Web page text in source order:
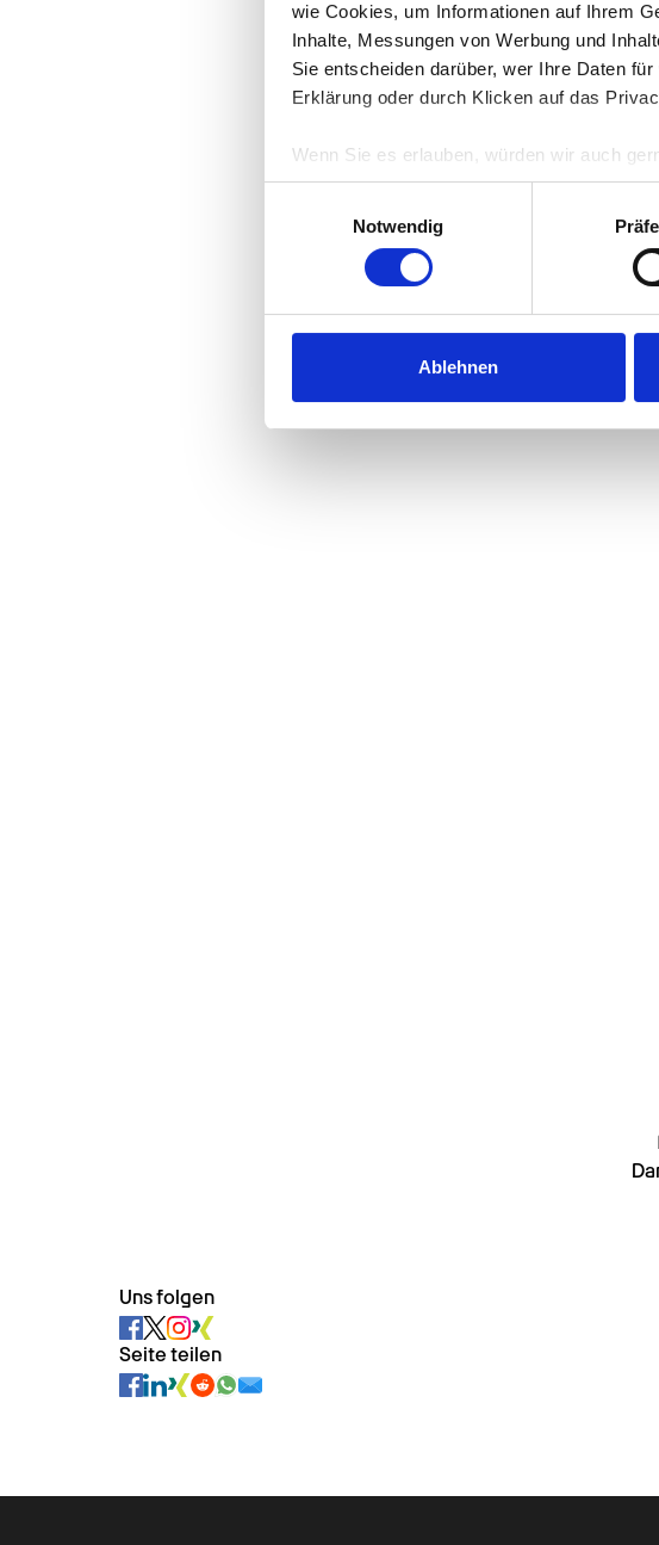
wie Cookies, um Informationen auf Ihrem
Inhalte, Messungen von Werbung und
Sie entscheiden darüber, wer Ihre Daten
Erklärung oder durch Klicken auf das
Wenn Sie es erlauben, würden wir auch
Informationen über Ihre
Ihr Gerät durch aktives Scannen
Erfahren Sie mehr darüber, wie Ihre
Einzelheitenfest.
Wir verwenden Cookies, um Inhalte und
und die Zugriffe auf unsere Website zu
Notwendig
Ablehnen
Uns folgen
Seite teilen